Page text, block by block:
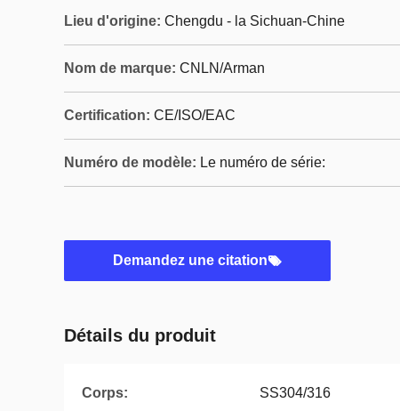
Lieu d'origine: Chengdu - la Sichuan-Chine
Nom de marque: CNLN/Arman
Certification: CE/ISO/EAC
Numéro de modèle: Le numéro de série:
Demandez une citation
Détails du produit
Corps: SS304/316